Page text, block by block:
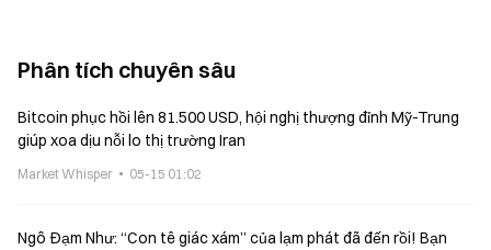
Phân tích chuyên sâu
Bitcoin phục hồi lên 81.500 USD, hội nghị thượng đỉnh Mỹ-Trung
giúp xoa dịu nỗi lo thị trường Iran
Market Whisper 05-15 01:02
Ngô Đạm Như: “Con tê giác xám” của lạm phát đã đến rồi! Bạn